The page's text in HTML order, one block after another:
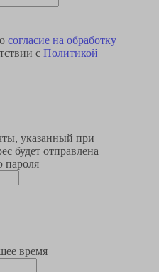
согласие на обработку
с Политикой
указанный при
будет отправлена
пароля
время